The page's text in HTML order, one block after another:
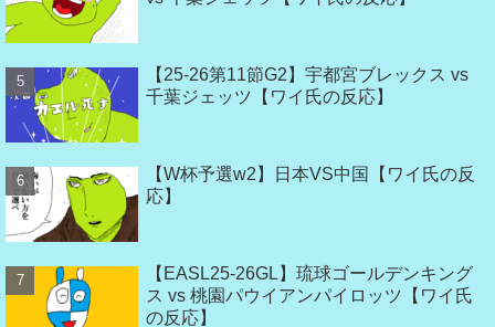
【25-26第11節G2】宇都宮ブレックス vs
千葉ジェッツ【ワイ氏の反応】
【W杯予選w2】日本VS中国【ワイ氏の反
応】
【EASL25-26GL】琉球ゴールデンキング
ス vs 桃園パウイアンパイロッツ【ワイ氏
の反応】